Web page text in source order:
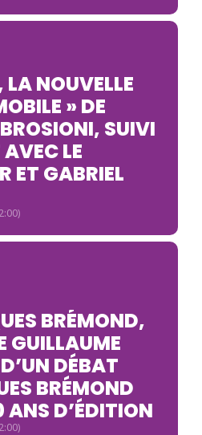
LA NOUVELLE
» DE
SUIVI
LE
ET GABRIEL
BRÉMOND,
GUILLAUME
DÉBAT
BRÉMOND
ANS D’ÉDITION